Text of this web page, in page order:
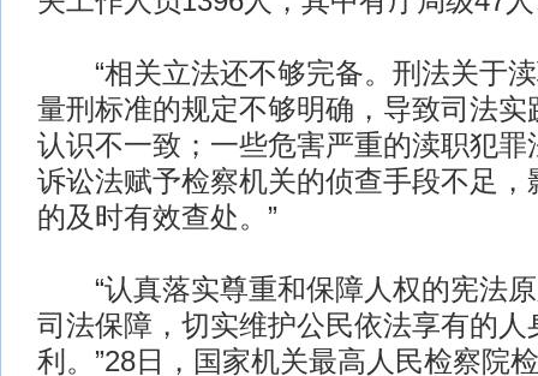
“相关立法还不够完备。刑法关于渎
量刑标准的规定不够明确，导致司法实
认识不一致；一些危害严重的渎职犯罪
诉讼法赋予检察机关的侦查手段不足，
的及时有效查处。”
“认真落实尊重和保障人权的宪法原
司法保障，切实维护公民依法享有的人
利。”28日，国家机关最高人民检察院